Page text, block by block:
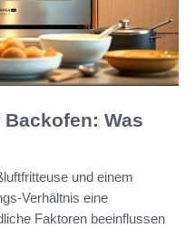
Was
und einem
Verhältnis eine
Faktoren beeinflussen